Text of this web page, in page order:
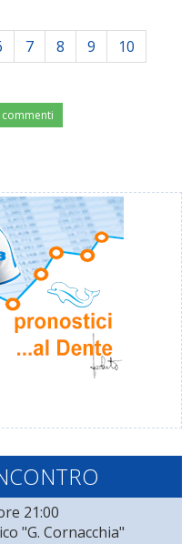
7 8 9 10
21:00
"G. Cornacchia"